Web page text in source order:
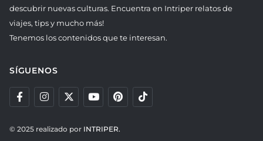
descubrir nuevas culturas. Encuentra en Intriper relatos de
viajes, tips y mucho más!
Tenemos los contenidos que te interesan.
SÍGUENOS
© 2025 realizado por INTRIPER.